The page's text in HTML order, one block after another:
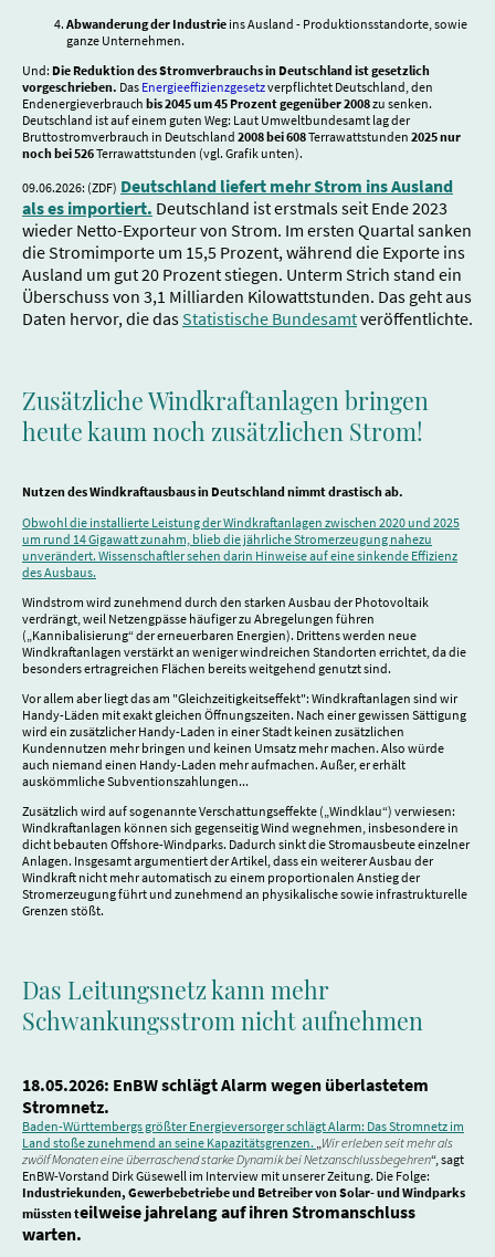
Abwanderung der Industrie ins Ausland - Produktionsstandorte, sowie
ganze Unternehmen.
Und: Die Reduktion des Stromverbrauchs in Deutschland ist gesetzlich
vorgeschrieben. Das Energieeffizienzgesetzverpflichtet Deutschland, den
Endenergieverbrauch bis 2045 um 45 Prozent gegenüber 2008zu senken.
Deutschland ist auf einem guten Weg: Laut Umweltbundesamt lag der
Bruttostromverbrauch in Deutschland 2008 bei 608Terrawattstunden 2025 nur
noch bei 526Terrawattstunden (vgl. Grafik unten).
09.06.2026: (ZDF) Deutschland liefert mehr Strom ins Ausland
als es importiert. Deutschland ist erstmals seit Ende 2023
wieder Netto-Exporteur von Strom. Im ersten Quartal sanken
die Stromimporte um 15,5 Prozent, während die Exporte ins
Ausland um gut 20 Prozent stiegen. Unterm Strich stand ein
Überschuss von 3,1 Milliarden Kilowattstunden. Das geht aus
Daten hervor, die das Statistische Bundesamtveröffentlichte.
Zusätzliche Windkraftanlagen bringen
heute kaum noch zusätzlichen Strom!
Nutzen des Windkraftausbaus in Deutschland nimmt drastisch ab.
Obwohl die installierte Leistung der Windkraftanlagen zwischen 2020 und 2025
um rund 14 Gigawatt zunahm, blieb die jährliche Stromerzeugung nahezu
unverändert. Wissenschaftler sehen darin Hinweise auf eine sinkende Effizienz
des Ausbaus.
Windstrom wird zunehmend durch den starken Ausbau der Photovoltaik
verdrängt, weil Netzengpässe häufiger zu Abregelungen führen
(„Kannibalisierung“ der erneuerbaren Energien). Drittens werden neue
Windkraftanlagen verstärkt an weniger windreichen Standorten errichtet, da die
besonders ertragreichen Flächen bereits weitgehend genutzt sind.
Vor allem aber liegt das am "Gleichzeitigkeitseffekt": Windkraftanlagen sind wir
Handy-Läden mit exakt gleichen Öffnungszeiten. Nach einer gewissen Sättigung
wird ein zusätzlicher Handy-Laden in einer Stadt keinen zusätzlichen
Kundennutzen mehr bringen und keinen Umsatz mehr machen. Also würde
auch niemand einen Handy-Laden mehr aufmachen. Außer, er erhält
auskömmliche Subventionszahlungen...
Zusätzlich wird auf sogenannte Verschattungseffekte („Windklau“) verwiesen:
Windkraftanlagen können sich gegenseitig Wind wegnehmen, insbesondere in
dicht bebauten Offshore-Windparks. Dadurch sinkt die Stromausbeute einzelner
Anlagen. Insgesamt argumentiert der Artikel, dass ein weiterer Ausbau der
Windkraft nicht mehr automatisch zu einem proportionalen Anstieg der
Stromerzeugung führt und zunehmend an physikalische sowie infrastrukturelle
Grenzen stößt.
Das Leitungsnetz kann mehr
Schwankungsstrom nicht aufnehmen
18.05.2026: EnBW schlägt Alarm wegen überlastetem
Stromnetz.
Baden-Württembergs größter Energieversorger schlägt Alarm: Das Stromnetz im
Land stoße zunehmend an seine Kapazitätsgrenzen. Wir erleben seit mehr als
zwölf Monaten eine überraschend starke Dynamik bei Netzanschlussbegehren“, sagt
EnBW-Vorstand Dirk Güsewell im Interview mit unserer Zeitung. Die Folge:
Industriekunden, Gewerbebetriebe und Betreiber von Solar- und Windparks
müssten teilweise jahrelang auf ihren Stromanschluss
warten.